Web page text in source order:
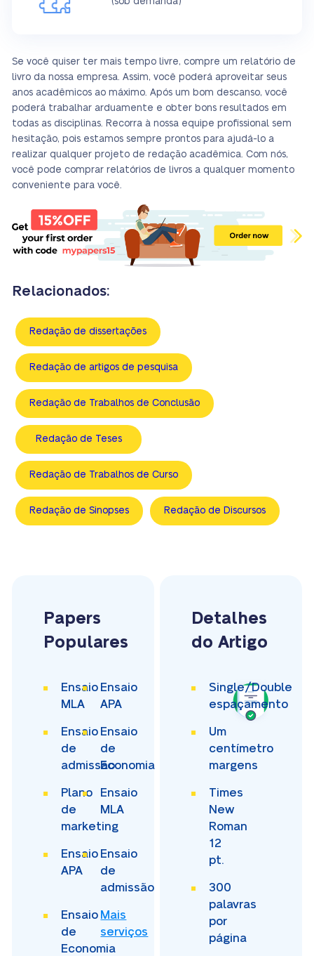
Se você quiser ter mais tempo livre, compre um relatório de
livro da nossa empresa. Assim, você poderá aproveitar seus
anos acadêmicos ao máximo. Após um bom descanso, você
poderá trabalhar arduamente e obter bons resultados em
todas as disciplinas. Recorra à nossa equipe profissional sem
hesitação, pois estamos sempre prontos para ajudá-lo a
realizar qualquer projeto de redação acadêmica. Com nós,
você pode comprar relatórios de livros a qualquer momento
conveniente para você.
Relacionados:
Redação de dissertações
Redação de artigos de pesquisa
Redação de Trabalhos de Conclusão
Redação de Teses
Redação de Trabalhos de Curso
Redação de Sinopses Redação de Discursos
Papers
Populares
Ensaio
MLA
Ensaio
APA
Ensaio
de
admissão
Ensaio
de
Economia
Plano
de
marketing
Ensaio
MLA
Ensaio
APA
Ensaio
de
admissão
Ensaio
de
Economia
Mais
serviços
Detalhes
do Artigo
Single/Double
espaçamento
Um
centímetro
margens
Times
New
Roman
12
pt.
300
palavras
por
página